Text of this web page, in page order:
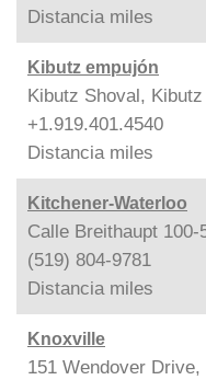
Distancia miles
Kibutz empujón
Kibutz Shoval,
+1.919.401.4540
Distancia miles
Kitchener-Waterloo
Calle Breithaupt
(519) 804-9781
Distancia miles
Knoxville
151 Wendover